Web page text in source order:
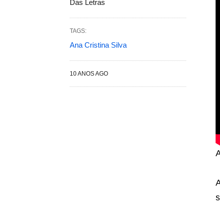
Das Letras
TAGS:
Ana Cristina Silva
10 ANOS AGO